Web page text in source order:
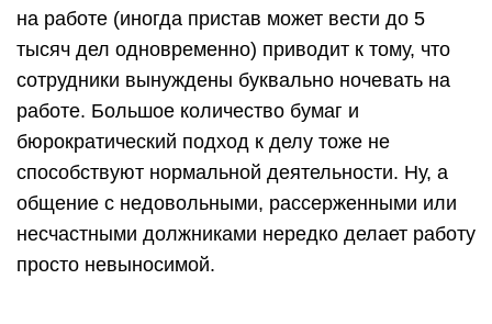
на работе (иногда пристав может вести до 5
тысяч дел одновременно) приводит к тому, что
сотрудники вынуждены буквально ночевать на
работе. Большое количество бумаг и
бюрократический подход к делу тоже не
способствуют нормальной деятельности. Ну, а
общение с недовольными, рассерженными или
несчастными должниками нередко делает работу
просто невыносимой.